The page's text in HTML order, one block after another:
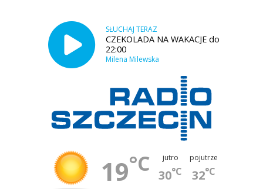
SŁUCHAJ TERAZ
CZEKOLADA NA WAKACJE do
22:00
Milena Milewska
19°C jutro
30°C
pojutrze
32°C